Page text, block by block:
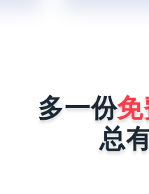
进行报价时，完
求来决定，具体
几点。1、小程
多一份
总